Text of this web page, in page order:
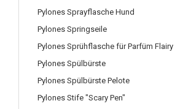
Pylones Sprayflasche Hund
Pylones Springseile
Pylones Sprühflasche für Parfüm Flairy
Pylones Spülbürste
Pylones Spülbürste Pelote
Pylones Stife "Scary Pen"